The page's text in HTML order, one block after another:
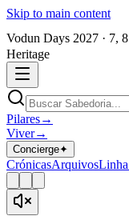
Skip to main content
Vodun Days 2027 · 7,
Heritage
Pilares→
Viver→
Concierge✦
CrónicasArquivos